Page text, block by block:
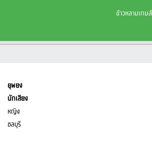
ข้าวหลามเกมส์
ยุพยง
นักเสียง
หญิง
ชลบุรี